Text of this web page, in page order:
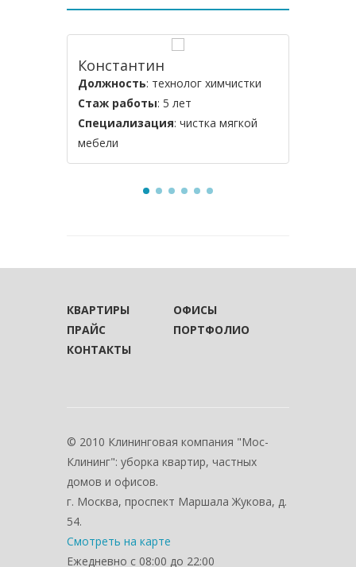
Константин
Должность: технолог химчистки
Стаж работы: 5 лет
Специализация: чистка мягкой
мебели
КВАРТИРЫ
ОФИСЫ
ПРАЙС
ПОРТФОЛИО
КОНТАКТЫ
© 2010 Клининговая компания "Мос-
Клининг": уборка квартир, частных
домов и офисов.
г. Москва, проспект Маршала Жукова, д.
54.
Смотреть на карте
Ежедневно с 08:00 до 22:00